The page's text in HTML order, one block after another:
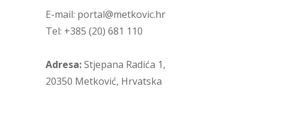
E-mail: portal@metkovic.hr
Tel: +385 (20) 681 110
Adresa:Stjepana Radića 1,
20350 Metković, Hrvatska